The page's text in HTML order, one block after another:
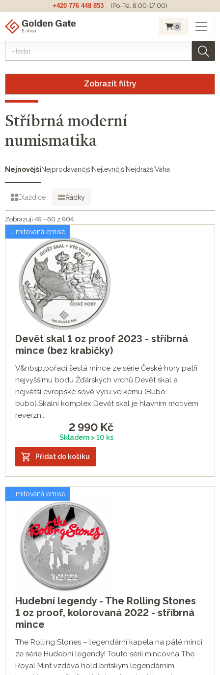
+420 776 448 853 (Po-Pá, 8:00-17:00)
0
Zobrazit filtry
Stříbrná moderní
numismatika
NejnovějšíNejprodávanějšíNejlevnějšíNejdražšíVáha
Dlaždice Řádky
Zobrazuji 49 - 60 z 904
Limitovaná emise
Devět skal 1 oz proof 2023 - stříbrná
mince (bez krabičky)
V&nbsp;pořadí šestá mince ze série České hory patří
nejvyššímu bodu Žďárských vrchů Devět skal a
největší evropské sově výru velkému (Bubo
bubo).Skalní komplex Devět skal je hlavním motivem
reverzn...
2 990 Kč
Skladem > 10 ks
Přidat do košíku
Limitovaná emise
Hudební legendy - The Rolling Stones
1 oz proof, kolorovaná 2022 - stříbrná
mince
The Rolling Stones – legendární kapela na páté minci
ze série Hudební legendy! Touto sérií mincovna The
Royal Mint vzdává hold britským legendárním